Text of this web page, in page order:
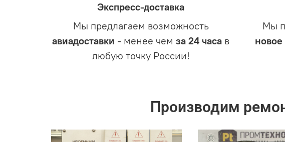
Экспресс-доставка
Мы предлагаем возможность
авиадоставки - менее чемза 24 часа в
любую точку России!
Мы
новое
Производим